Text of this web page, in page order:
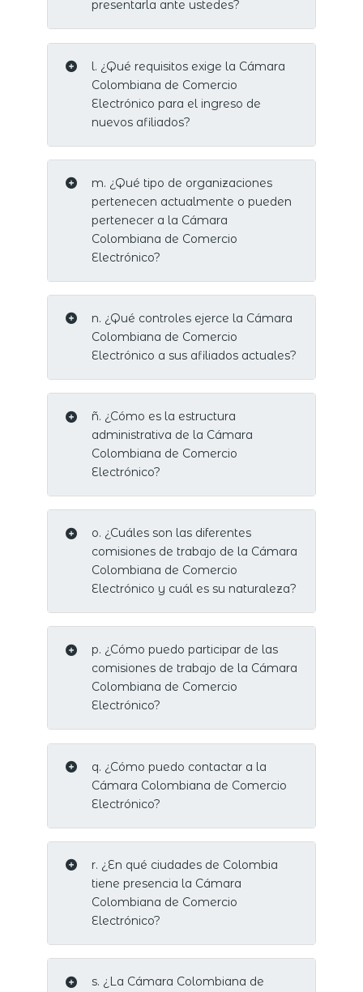
presentarla ante ustedes?
l. ¿Qué requisitos exige la Cámara
Colombiana de Comercio
Electrónico para el ingreso de
nuevos afiliados?
m. ¿Qué tipo de organizaciones
pertenecen actualmente o pueden
pertenecer a la Cámara
Colombiana de Comercio
Electrónico?
n. ¿Qué controles ejerce la Cámara
Colombiana de Comercio
Electrónico a sus afiliados actuales?
ñ. ¿Cómo es la estructura
administrativa de la Cámara
Colombiana de Comercio
Electrónico?
o. ¿Cuáles son las diferentes
comisiones de trabajo de la Cámara
Colombiana de Comercio
Electrónico y cuál es su naturaleza?
p. ¿Cómo puedo participar de las
comisiones de trabajo de la Cámara
Colombiana de Comercio
Electrónico?
q. ¿Cómo puedo contactar a la
Cámara Colombiana de Comercio
Electrónico?
r. ¿En qué ciudades de Colombia
tiene presencia la Cámara
Colombiana de Comercio
Electrónico?
s. ¿La Cámara Colombiana de